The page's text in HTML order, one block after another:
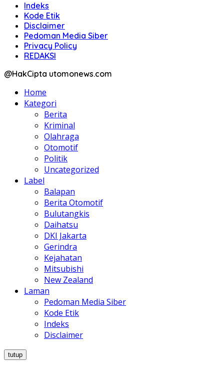
Indeks
Kode Etik
Disclaimer
Pedoman Media Siber
Privacy Policy
REDAKSI
@HakCipta utomonews.com
Home
Kategori
Berita
Kriminal
Olahraga
Otomotif
Politik
Uncategorized
Label
Balapan
Berita Otomotif
Bulutangkis
Daihatsu
DKI Jakarta
Gerindra
Kejahatan
Mitsubishi
New Zealand
Laman
Pedoman Media Siber
Kode Etik
Indeks
Disclaimer
tutup